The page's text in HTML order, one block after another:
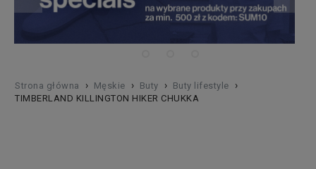
Strona główna › Męskie › Buty › Buty lifestyle ›
TIMBERLAND KILLINGTON HIKER CHUKKA